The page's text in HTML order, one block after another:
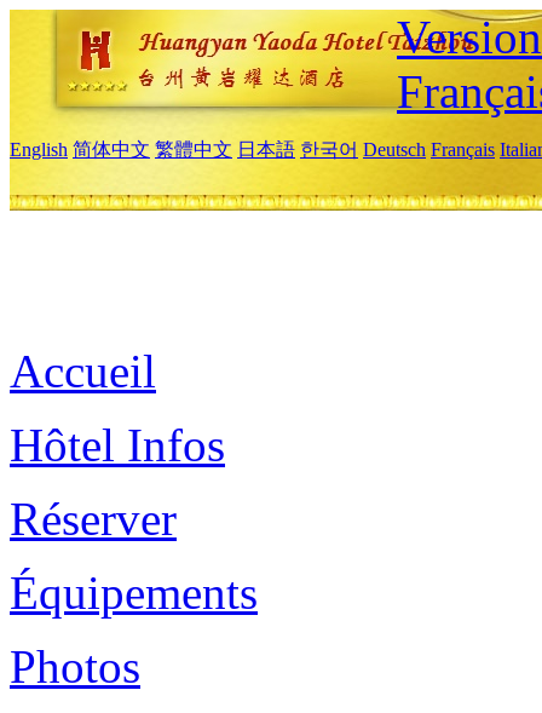
English 简体中文 繁體中文 日本語 한국어 Deutsch Français
Accueil
Hôtel Infos
Réserver
Équipements
Photos